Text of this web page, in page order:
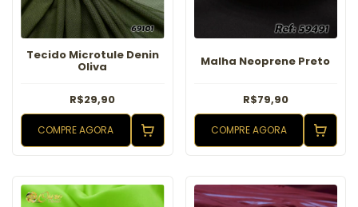
Tecido Microtule Denin
Oliva
R$29,90
COMPRE AGORA
Malha Neoprene Preto
R$79,90
COMPRE AGORA